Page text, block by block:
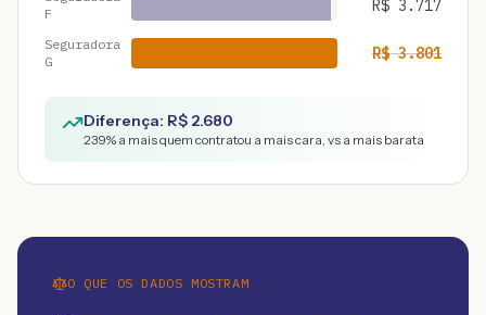
F
R$ 3.717
Seguradora
G
R$3.801
Diferença: R$ 2.680
239% a mais quem contratou a mais cara, vs a mais barata
O QUE OS DADOS MOSTRAM